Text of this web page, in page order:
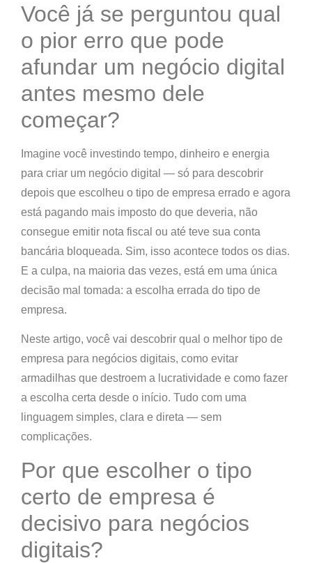
Você já se perguntou qual
o pior erro que pode
afundar um negócio digital
antes mesmo dele
começar?
Imagine você investindo tempo, dinheiro e energia
para criar um negócio digital — só para descobrir
depois que escolheu o tipo de empresa errado e agora
está pagando mais imposto do que deveria, não
consegue emitir nota fiscal ou até teve sua conta
bancária bloqueada. Sim, isso acontece todos os dias.
E a culpa, na maioria das vezes, está em uma única
decisão mal tomada: a escolha errada do tipo de
empresa.
Neste artigo, você vai descobrir qual o melhor tipo de
empresa para negócios digitais, como evitar
armadilhas que destroem a lucratividade e como fazer
a escolha certa desde o início. Tudo com uma
linguagem simples, clara e direta — sem
complicações.
Por que escolher o tipo
certo de empresa é
decisivo para negócios
digitais?